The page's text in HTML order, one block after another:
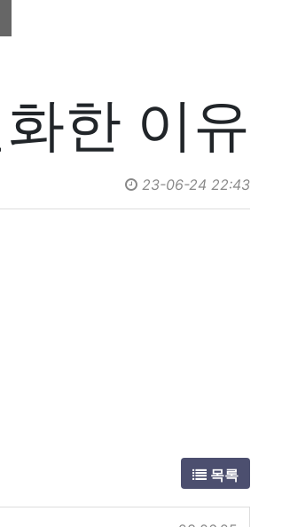
한 이유
23-06-24 22:43
목록